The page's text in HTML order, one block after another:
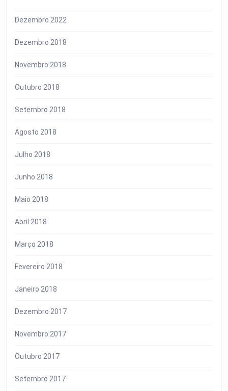
Dezembro 2022
Dezembro 2018
Novembro 2018
Outubro 2018
Setembro 2018
Agosto 2018
Julho 2018
Junho 2018
Maio 2018
Abril 2018
Março 2018
Fevereiro 2018
Janeiro 2018
Dezembro 2017
Novembro 2017
Outubro 2017
Setembro 2017